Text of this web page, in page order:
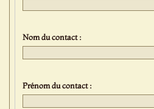
Nom du contact :
Prénom du contact :